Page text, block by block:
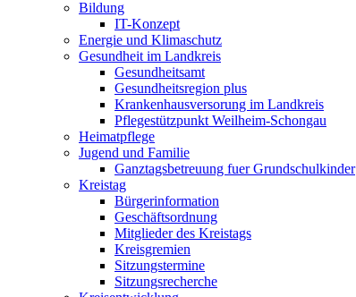
Bildung
IT-Konzept
Energie und Klimaschutz
Gesundheit im Landkreis
Gesundheitsamt
Gesundheitsregion plus
Krankenhausversorung im Landkreis
Pflegestützpunkt Weilheim-Schongau
Heimatpflege
Jugend und Familie
Ganztagsbetreuung fuer Grundschulkinder
Kreistag
Bürgerinformation
Geschäftsordnung
Mitglieder des Kreistags
Kreisgremien
Sitzungstermine
Sitzungsrecherche